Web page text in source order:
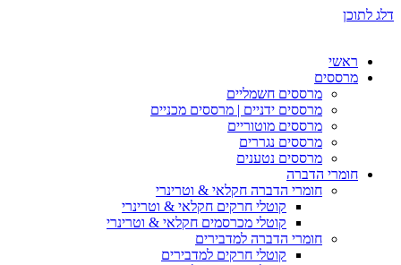
דלג לתוכן
ראשי
מרססים
מרססים חשמליים
מרססים ידניים | מרססים מכניים
מרססים מוטוריים
מרססים נגררים
מרססים נטענים
חומרי הדברה
חומרי הדברה חקלאי & וטרינרי
קוטלי חרקים חקלאי & וטרינרי
קוטלי מכרסמים חקלאי & וטרינרי
חומרי הדברה למדבירים
קוטלי חרקים למדבירים